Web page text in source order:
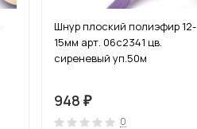
Шнур плоский полиэфир 12-
15мм арт. 06с2341 цв.
сиреневый уп.50м
948 ₽
0